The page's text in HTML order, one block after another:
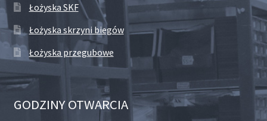
Łożyska SKF
Łożyska skrzyni biegów
Łożyska przegubowe
GODZINY OTWARCIA